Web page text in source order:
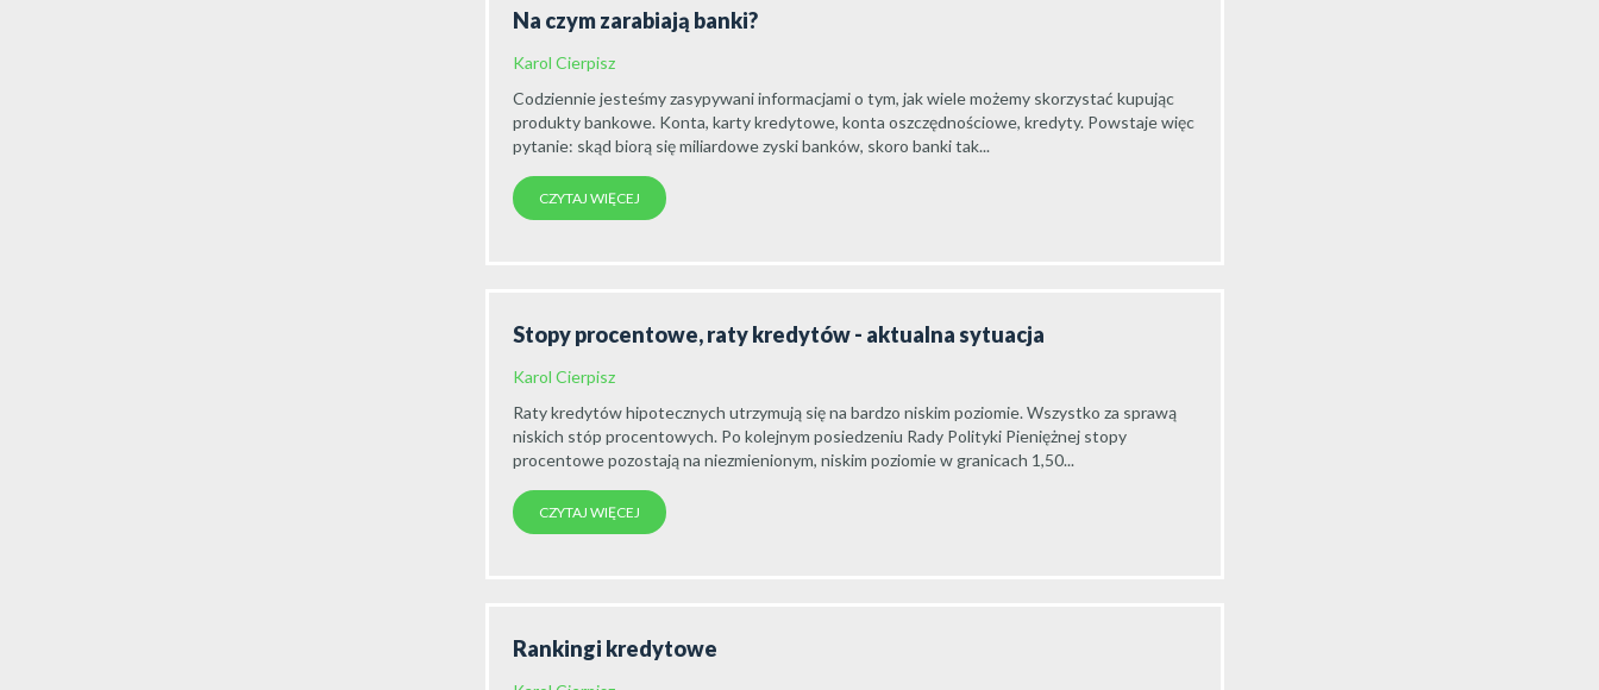
Na czym zarabiają banki?
Karol Cierpisz
Codziennie jesteśmy zasypywani informacjami o tym, jak wiele możemy skorzystać kupując
produkty bankowe. Konta, karty kredytowe, konta oszczędnościowe, kredyty. Powstaje więc
pytanie: skąd biorą się miliardowe zyski banków, skoro banki tak...
CZYTAJ WIĘCEJ
Stopy procentowe, raty kredytów - aktualna sytuacja
Karol Cierpisz
Raty kredytów hipotecznych utrzymują się na bardzo niskim poziomie. Wszystko za sprawą
niskich stóp procentowych. Po kolejnym posiedzeniu Rady Polityki Pieniężnej stopy
procentowe pozostają na niezmienionym, niskim poziomie w granicach 1,50...
CZYTAJ WIĘCEJ
Rankingi kredytowe